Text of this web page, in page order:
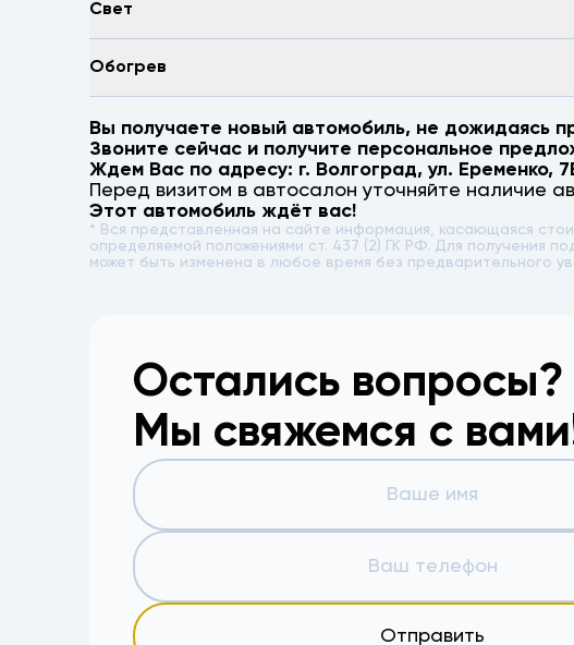
Свет
Обогрев
Вы получаете новый автомобиль, не дожидаясь
Звоните сейчас и получите персональное
Ждем Вас по адресу: г. Волгоград,ул. Еременко,
Перед визитом в автосалон уточняйте наличие
Этот автомобиль ждёт вас!
* Вся представленная на сайте информация, касающаяся
определяемой положениями ст. 437 (2) ГК РФ. Для получения
может быть изменена в любое время без предварительного
Остались вопросы?
Мы свяжемся с
Отправить